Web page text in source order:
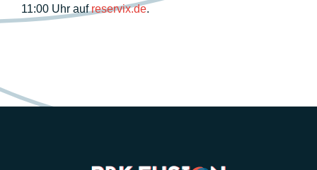
11:00 Uhr aufreservix.de.